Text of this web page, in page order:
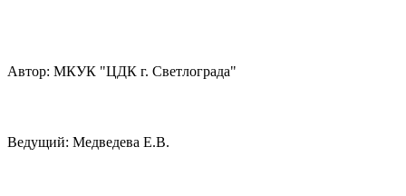
Автор: МКУК "ЦДК г. Светлограда"
Ведущий: Медведева Е.В.